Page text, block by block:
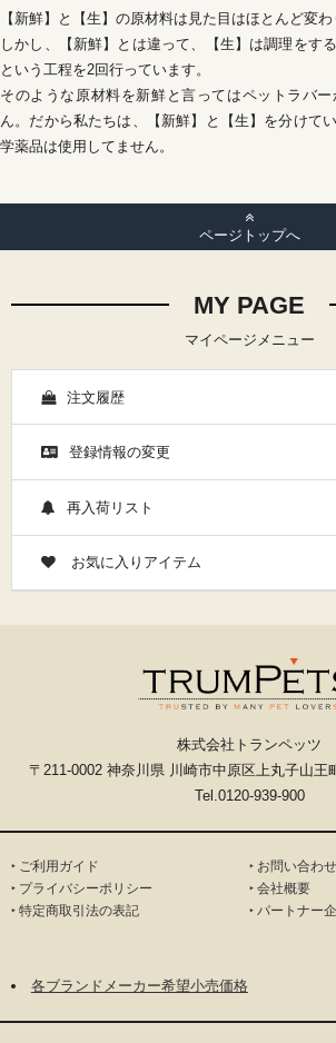
【新鮮】と【生】の原材料は見た目はほとんど変わ
しかし、【新鮮】とは違って、【生】は調理をす
という工程を2回行っています。
そのような原材料を新鮮と言ってはペットラバ
ん。だから私たちは、【新鮮】と【生】を分けて
学薬品は使用してません。
ページトップへ
MY PAGE
マイページメニュー
注文履歴
登録情報の変更
再入荷リスト
お気に入りアイテム
株式会社トランペッツ
〒211-0002 神奈川県 川崎市中原区上丸子山王
Tel.0120-939-900
‣ ご利用ガイド
‣ プライバシーポリシー
‣ 特定商取引法の表記
‣ お問い合わせ
‣ 会社概要
‣ パートナー
各ブランドメーカー希望小売価格